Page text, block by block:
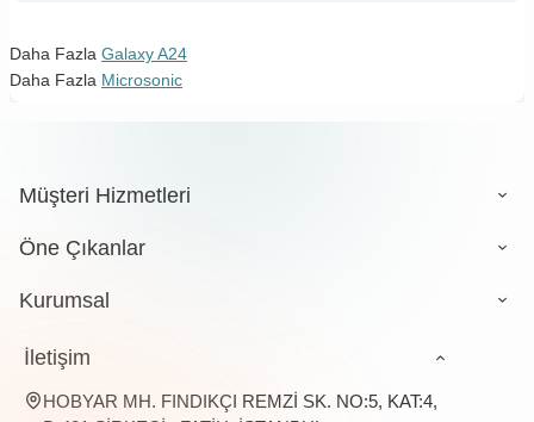
Daha Fazla Galaxy A24
Daha Fazla Microsonic
Müşteri Hizmetleri
Öne Çıkanlar
Kurumsal
İletişim
HOBYAR MH. FINDIKÇI REMZİ SK. NO:5, KAT:4,